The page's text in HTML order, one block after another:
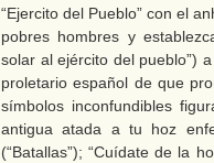
“Ejercito del Pueblo” con el
pobres hombres y
solar al ejército del pueblo”)
proletario español de que
símbolos inconfundibles
antigua atada a tu hoz
(“Batallas”); “Cuídate de la